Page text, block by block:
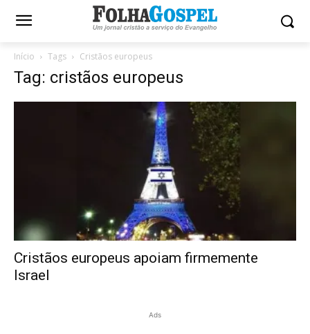
Início Tags Cristãos europeus
Tag: cristãos europeus
Cristãos europeus apoiam firmemente
Israel
Ads